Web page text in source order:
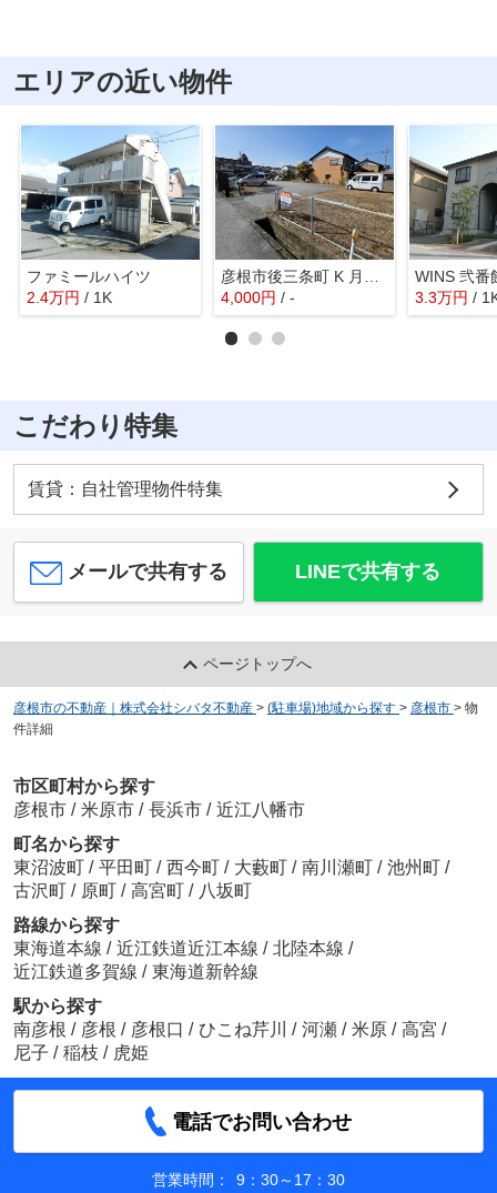
エリアの近い物件
ファミールハイツ
2.4万円 / 1K
4,000円 / -
WINS 弐番
3.3万円 /
こだわり特集
賃貸：自社管理物件特集
メールで共有する LINEで共有する
ページトップへ
彦根市の不動産｜株式会社シバタ不動産 > (駐車場)地域から探す > 彦根市 > 物
件詳細
市区町村から探す
彦根市 / 米原市 / 長浜市 / 近江八幡市
町名から探す
東沼波町 / 平田町 / 西今町 / 大藪町 / 南川瀬町 / 池州町 /
古沢町 / 原町 / 高宮町 / 八坂町
路線から探す
東海道本線 / 近江鉄道近江本線 / 北陸本線 /
近江鉄道多賀線 / 東海道新幹線
駅から探す
南彦根 / 彦根 / 彦根口 / ひこね芹川 / 河瀬 / 米原 / 高宮 /
尼子 / 稲枝 / 虎姫
電話でお問い合わせ
営業時間：
9：30～17：30